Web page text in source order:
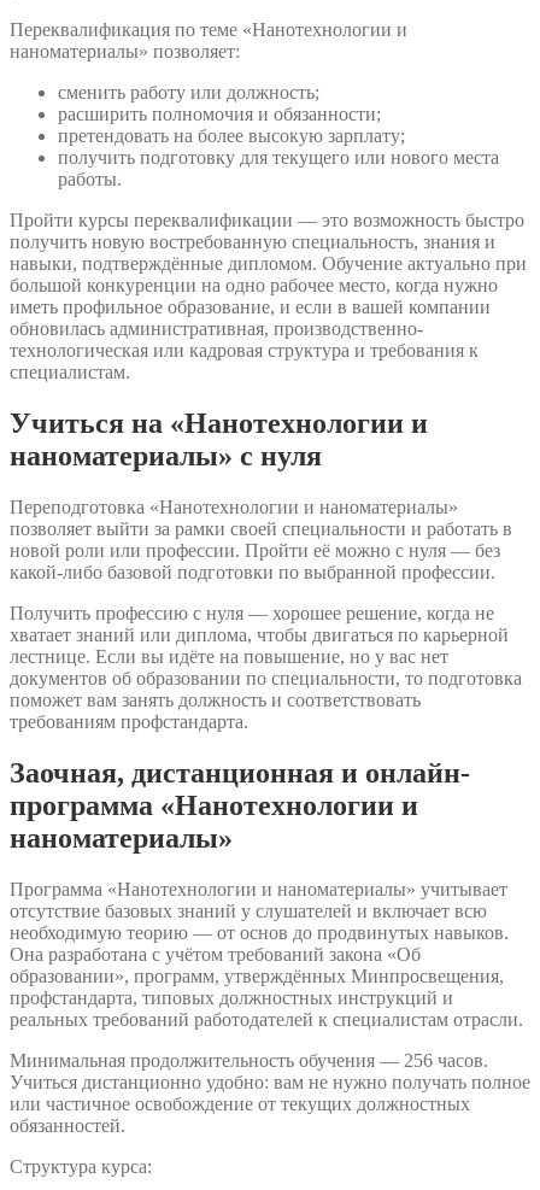
Переквалификация по теме «Нанотехнологии и
наноматериалы» позволяет:
сменить работу или должность;
расширить полномочия и обязанности;
претендовать на более высокую зарплату;
получить подготовку для текущего или нового места
работы.
Пройти курсы переквалификации — это возможность быстро
получить новую востребованную специальность, знания и
навыки, подтверждённые дипломом. Обучение актуально при
большой конкуренции на одно рабочее место, когда нужно
иметь профильное образование, и если в вашей компании
обновилась административная, производственно-
технологическая или кадровая структура и требования к
специалистам.
Учиться на «Нанотехнологии и
наноматериалы» с нуля
Переподготовка «Нанотехнологии и наноматериалы»
позволяет выйти за рамки своей специальности и работать в
новой роли или профессии. Пройти её можно с нуля — без
какой-либо базовой подготовки по выбранной профессии.
Получить профессию с нуля — хорошее решение, когда не
хватает знаний или диплома, чтобы двигаться по карьерной
лестнице. Если вы идёте на повышение, но у вас нет
документов об образовании по специальности, то подготовка
поможет вам занять должность и соответствовать
требованиям профстандарта.
Заочная, дистанционная и онлайн-
программа «Нанотехнологии и
наноматериалы»
Программа «Нанотехнологии и наноматериалы» учитывает
отсутствие базовых знаний у слушателей и включает всю
необходимую теорию — от основ до продвинутых навыков.
Она разработана с учётом требований закона «Об
образовании», программ, утверждённых Минпросвещения,
профстандарта, типовых должностных инструкций и
реальных требований работодателей к специалистам отрасли.
Минимальная продолжительность обучения — 256 часов.
Учиться дистанционно удобно: вам не нужно получать полное
или частичное освобождение от текущих должностных
обязанностей.
Структура курса: